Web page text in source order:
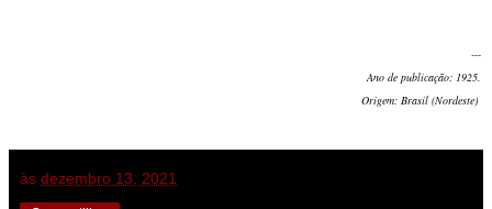
---
Ano de publicação: 1925.
Origem: Brasil (Nordeste)
às dezembro 13, 2021